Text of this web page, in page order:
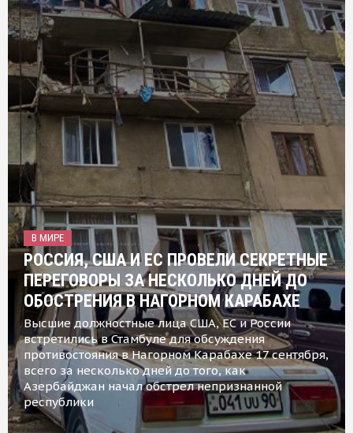
В МИРЕ
РОССИЯ, США И ЕС ПРОВЕЛИ СЕКРЕТНЫЕ
ПЕРЕГОВОРЫ ЗА НЕСКОЛЬКО ДНЕЙ ДО
ОБОСТРЕНИЯ В НАГОРНОМ КАРАБАХЕ
Высшие должностные лица США, ЕС и России
встретились в Стамбуле для обсуждения
противостояния в Нагорном Карабахе 17 сентября,
всего за несколько дней до того, как
Азербайджан начал обстрел непризнанной
республики